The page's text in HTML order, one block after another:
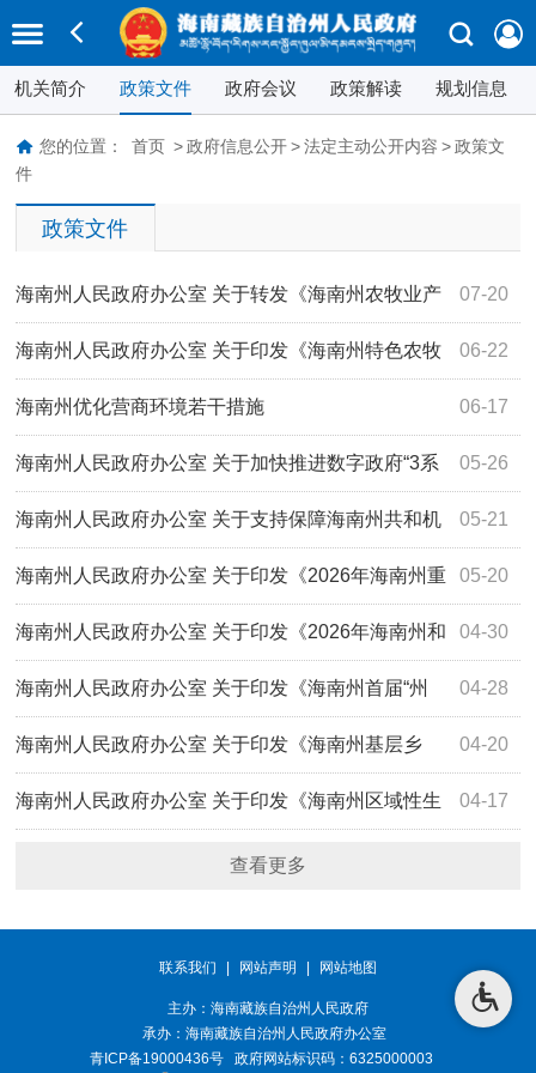
机关简介 政策文件 政府会议 政策解读 规划信息
您的位置： 首页 > 政府信息公开 > 法定主动公开内容 > 政策文
件
政策文件
07-20
海南州人民政府办公室 关于转发《海南州农牧业产
业化州级重点龙头企业认定和运行监测管理办法》的通知
06-22
海南州人民政府办公室 关于印发《海南州特色农牧
产业提质增效五年行动方案（2026—2030年）》的通知06-17
海南州优化营商环境若干措施
05-26
海南州人民政府办公室 关于加快推进数字政府“3系
统”“青海钉平台” 应用推广试点工作的通知 05-21
海南州人民政府办公室 关于支持保障海南州共和机
场建设工作的通知 05-20
海南州人民政府办公室 关于印发《2026年海南州重
点产业招商提质聚能 行动工作方案》的通知 04-30
海南州人民政府办公室 关于印发《2026年海南州和
美乡村建设 工作实施方案》的通知 04-28
海南州人民政府办公室 关于印发《海南州首届“州
长杯”校园足球联赛 暨第十一届全州中小学生足球联赛 组织
运行方案》的通知
04-20
海南州人民政府办公室 关于印发《海南州基层乡
镇“应急消防一体化”建设 实施方案（2026-2027年）》的通
04-17
海南州人民政府办公室 关于印发《海南州区域性生
活垃圾焚烧发电 建设项目实施方案》的通知
查看更多
联系我们 网站声明 网站地图
主办：海南藏族自治州人民政府
承办： 海南藏族自治州人民政府办公室
青ICP备19000436号政府网站标识码：6325000003